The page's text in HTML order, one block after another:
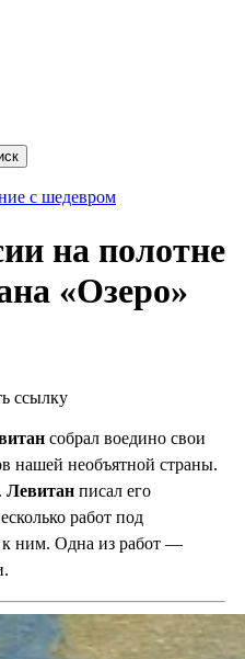
с шедевром
на полотне
«Озеро»
собрал воедино свои
нашей необъятной страны.
Левитан писал его
работ под
к ним. Одна из работ —